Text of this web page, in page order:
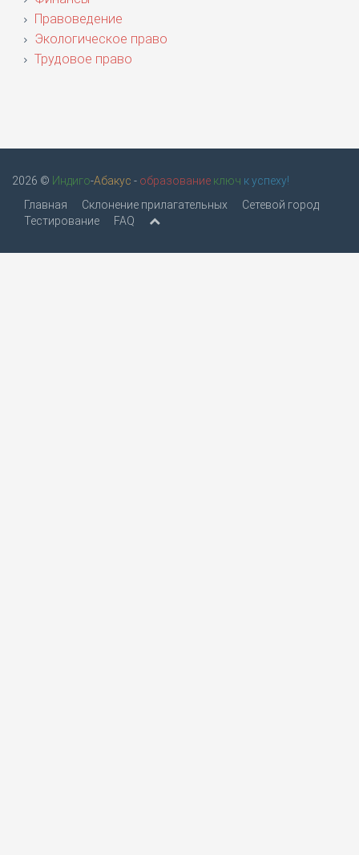
Правоведение
Экологическое право
Трудовое право
2026 © Индиго-Абакус - образование ключ к успеху!
Главная
Склонение прилагательных
Сетевой город
Тестирование
FAQ